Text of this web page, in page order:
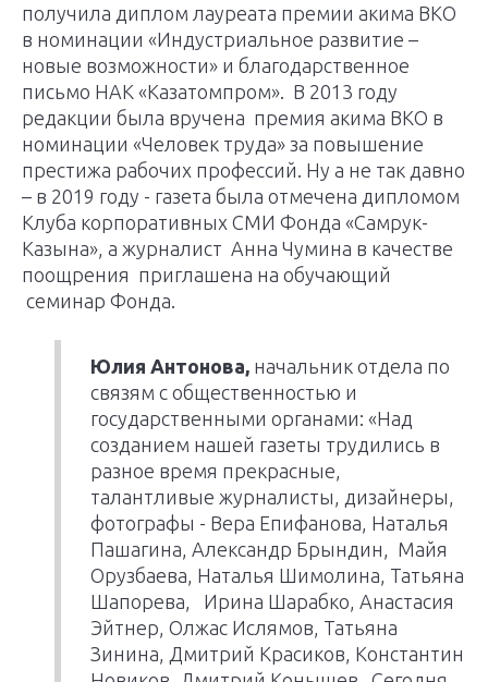
получила диплом лауреата премии акима ВКО
в номинации «Индустриальное развитие –
новые возможности» и благодарственное
письмо НАК «Казатомпром». В 2013 году
редакции была вручена премия акима ВКО в
номинации «Человек труда» за повышение
престижа рабочих профессий. Ну а не так давно
– в 2019 году - газета была отмечена дипломом
Клуба корпоративных СМИ Фонда «Самрук-
Казына», а журналист Анна Чумина в качестве
поощрения приглашена на обучающий
семинар Фонда.
Юлия Антонова, начальник отдела по
связям с общественностью и
государственными органами: «Над
созданием нашей газеты трудились в
разное время прекрасные,
талантливые журналисты, дизайнеры,
фотографы - Вера Епифанова, Наталья
Пашагина, Александр Брындин, Майя
Орузбаева, Наталья Шимолина, Татьяна
Шапорева, Ирина Шарабко, Анастасия
Эйтнер, Олжас Ислямов, Татьяна
Зинина, Дмитрий Красиков, Константин